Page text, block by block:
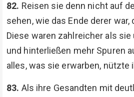
82. Reisen sie denn nicht auf
sehen, wie das Ende derer war,
Diese waren zahlreicher als
und hinterließen mehr Spuren
alles, was sie erwarben, nützte
83. Als ihre Gesandten mit